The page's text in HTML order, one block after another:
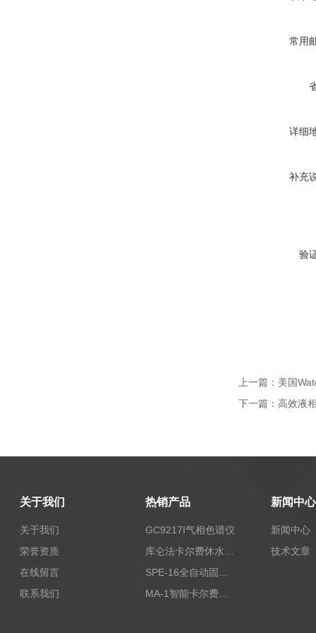
常用
详细
补充
验
上一篇： 美国
下一篇： 高效液
关于我们
关于我们
荣誉资质
在线留言
联系我们
热销产品
GC9217I气相色谱仪
MA-1智能卡尔费休水分测定仪
新闻中心
新闻中心
技术文章